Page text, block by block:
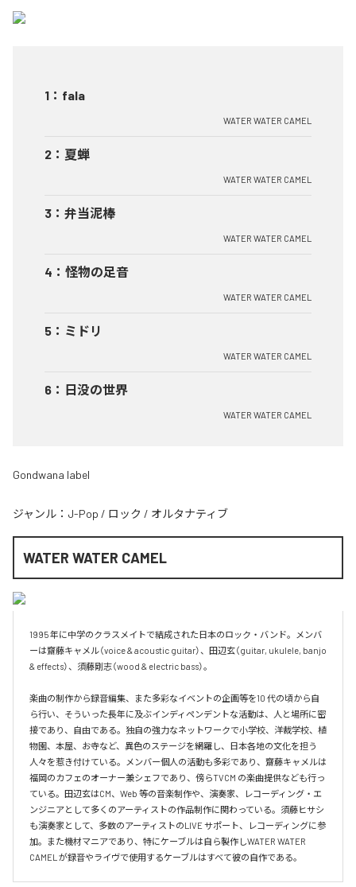
1 ： fala
WATER WATER CAMEL
2 ： 夏蝉
WATER WATER CAMEL
3 ： 弁当泥棒
WATER WATER CAMEL
4 ： 怪物の足音
WATER WATER CAMEL
5 ： ミドリ
WATER WATER CAMEL
6 ： 日没の世界
WATER WATER CAMEL
Gondwana label
ジャンル： J-Pop / ロック / オルタナティブ
WATER WATER CAMEL
1995 年に中学のクラスメイトで結成された日本のロック・バンド。メンバ
ーは齋藤キャメル（voice & acoustic guitar）、田辺玄（guitar, ukulele, banjo
& effects）、須藤剛志（wood & electric bass）。
楽曲の制作から録音編集、また多彩なイベントの企画等を10 代の頃から自
ら行い、そういった長年に及ぶインディペンデントな活動は、人と場所に密
接であり、自由である。独自の強力なネットワークで小学校、洋裁学校、植
物園、本屋、お寺など、異色のステージを網羅し、日本各地の文化を担う
人々を惹き付けている。メンバー個人の活動も多彩であり、齋藤キャメルは
福岡のカフェのオーナー兼シェフであり、傍らTVCM の楽曲提供なども行っ
ている。田辺玄はCM、Web 等の音楽制作や、演奏家、レコーディング・エ
ンジニアとして多くのアーティストの作品制作に関わっている。須藤ヒサシ
も演奏家として、多数のアーティストのLIVE サポート、レコーディングに参
加。また機材マニアであり、特にケーブルは自ら製作しWATER WATER
CAMEL が録音やライヴで使用するケーブルはすべて彼の自作である。